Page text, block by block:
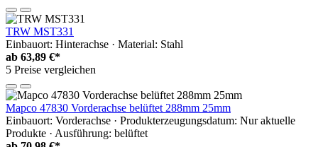
TRW MST331
Einbauort: Hinterachse · Material: Stahl
ab 63,89 €*
5 Preise vergleichen
Mapco 47830 Vorderachse belüftet 288mm 25mm
Einbauort: Vorderachse · Produkterzeugungsdatum: Nur aktuelle
Produkte · Ausführung: belüftet